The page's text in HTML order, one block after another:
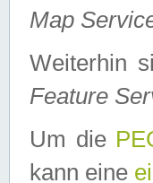
Map
Weiterhin
Feature
Um die
kann eine